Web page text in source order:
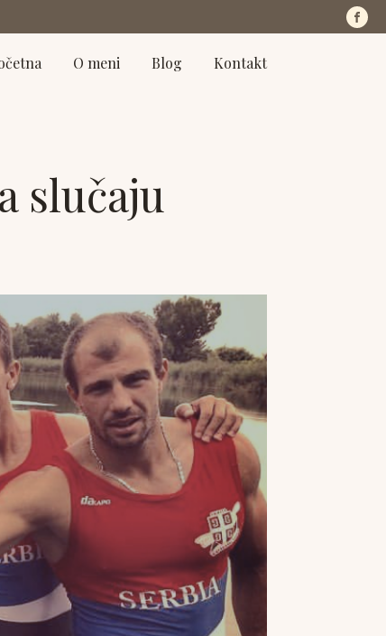
O meni Blog Kontakt
slučaju